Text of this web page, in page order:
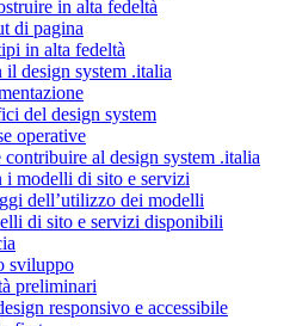
in alta fedeltà
di pagina
in alta fedeltà
il design system .italia
del design system
operative
al design system .italia
i modelli di sito e servizi
dell’utilizzo dei modelli
di sito e servizi disponibili
sviluppo
preliminari
responsivo e accessibile